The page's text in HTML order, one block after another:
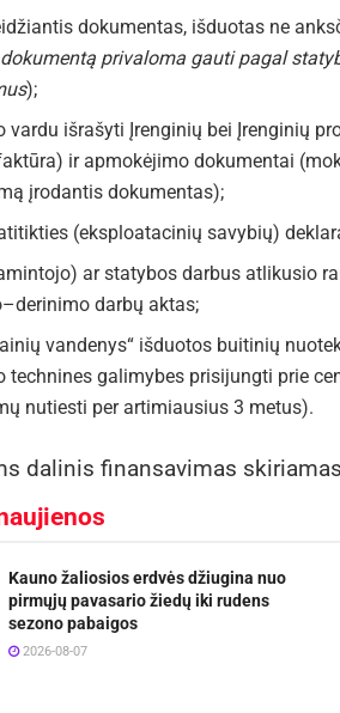
dokumentas, išduotas ne
privaloma gauti pagal
);
vardu išrašyti Įrenginių bei Įrenginių
ir apmokėjimo dokumentai
įrodantis dokumentas);
(eksploatacinių savybių)
ar statybos darbus atlikusio
darbų aktas;
vandenys“ išduotos buitinių
technines galimybes prisijungti prie
nutiesti per artimiausius 3 metus).
dalinis finansavimas
Kauno žaliosios erdvės džiugina nuo
pirmųjų pavasario žiedų iki rudens
sezono pabaigos
2026-08-07